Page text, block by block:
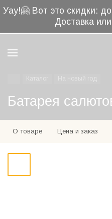
Уау!🤗 Вот это скидки:
Доставка
Батарея
О товаре Цена и заказ